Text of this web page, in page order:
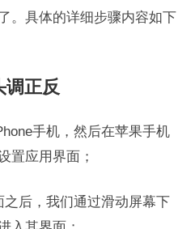
。具体的详细步骤内容如下
调正反
手机，然后在苹果手机
置应用界面；
后，我们通过滑动屏幕下